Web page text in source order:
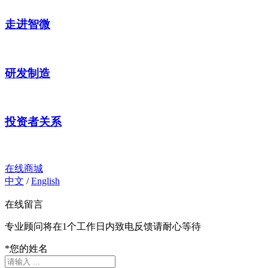
走进智微
研发制造
投资者关系
在线商城
中文 /English
在线留言
专业顾问将在1个工作日内致电反馈请耐心等待
*您的姓名